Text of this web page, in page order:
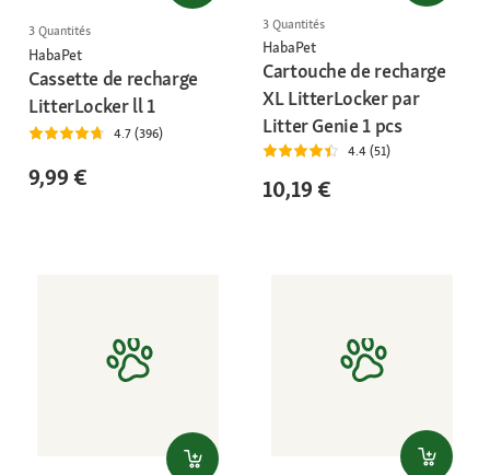
3 Quantités
HabaPet
Cassette de recharge
LitterLocker ll 1
4.7 (396)
9,99 €
3 Quantités
HabaPet
Cartouche de recharge
XL LitterLocker par
Litter Genie 1 pcs
4.4 (51)
10,19 €